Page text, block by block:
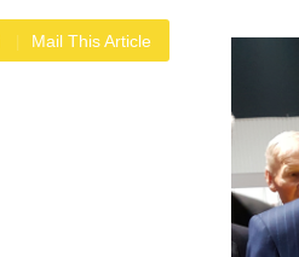
Mail This Article